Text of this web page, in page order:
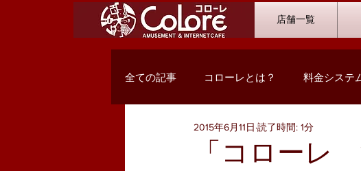
店舗一覧
全ての記事 コローレとは？ 料金システ
オススメコミック 最新入荷コミック情報
「コローレ
2015年6月11日 読了時間: 1分